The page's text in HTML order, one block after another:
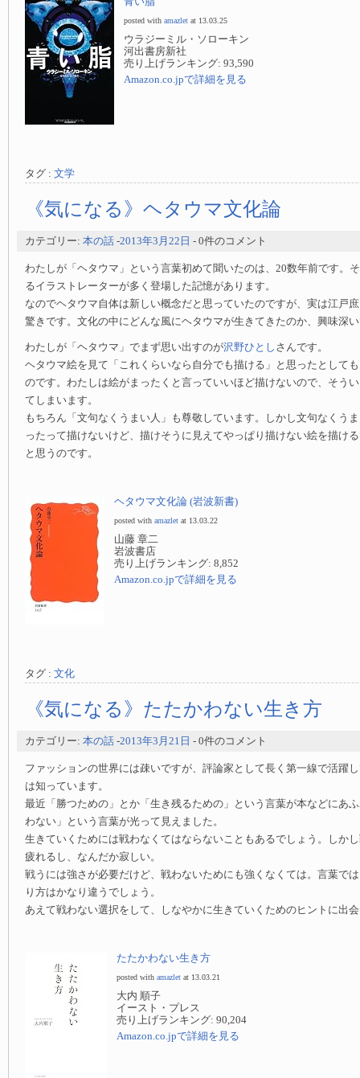
posted with amazlet at 13.03.25
ウラジーミル・ソローキン
河出書房新社
売り上げランキング: 93,590
Amazon.co.jpで詳細を見る
タグ : 文学
《気になる》ヘタウマ文化論
カテゴリー: 本の話 -2013年3月22日 - 0件のコメント
わたしが「ヘタウマ」という言葉初めて聞いたのは、20数年前です。
るイラストレーターが多く登場した記憶があります。
なのでヘタウマ自体は新しい概念だと思っていたのですが、実は江戸
驚きです。文化の中にどんな風にヘタウマが生きてきたのか、興味深
わたしが「ヘタウマ」でまず思い出すのが沢野ひとし さんです。
ヘタウマ絵を見て「これくらいなら自分でも描ける」と思ったとして
のです。わたしは絵がまったくと言っていいほど描けないので、そう
てしまいます。
もちろん「文句なくうまい人」も尊敬しています。しかし文句なくう
ったって描けないけど、描けそうに見えてやっぱり描けない絵を描け
と思うのです。
ヘタウマ文化論 (岩波新書)
posted with amazlet at 13.03.22
山藤 章二
岩波書店
売り上げランキング: 8,852
Amazon.co.jpで詳細を見る
タグ : 文化
《気になる》たたかわない生き方
カテゴリー: 本の話 -2013年3月21日 - 0件のコメント
ファッションの世界には疎いですが、評論家として長く第一線で活躍
は知っています。
最近「勝つための」とか「生き残るための」という言葉が本などにあ
わない」という言葉が光って見えました。
生きていくためには戦わなくてはならないこともあるでしょう。しか
疲れるし、なんだか寂しい。
戦うには強さが必要だけど、戦わないためにも強くなくては。言葉で
り方はかなり違うでしょう。
あえて戦わない選択をして、しなやかに生きていくためのヒントに出
たたかわない生き方
posted with amazlet at 13.03.21
大内 順子
イースト・プレス
売り上げランキング: 90,204
Amazon.co.jpで詳細を見る